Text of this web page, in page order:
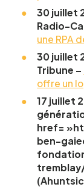
30 juillet
Radio-
une RPA
30 juillet
Tribune –
offre un
17 juillet
href=
ben-